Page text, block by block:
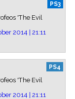
PS3
'The Evil
2014 | 21:11
PS4
'The Evil
2014 | 21:11